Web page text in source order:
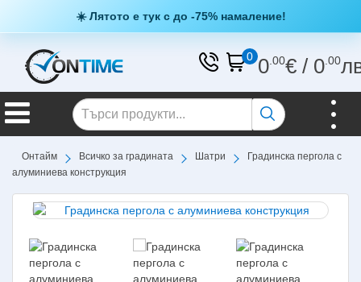
☀️ Лятото е тук с до -75% намаление!
0 0.00€/ 0.00
Онтайм Всичко за градината Шатри
Градинска пергола с
алуминиева конструкция